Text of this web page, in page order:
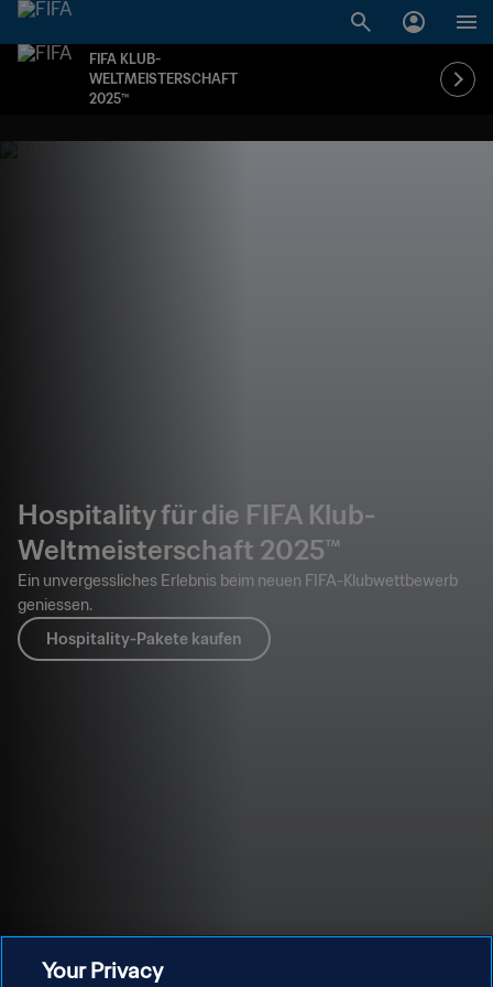
FIFA KLUB-
WELTMEISTERSCHAFT
2025™
Hospitality für die FIFA Klub-
Weltmeisterschaft 2025™
Ein unvergessliches Erlebnis beim neuen FIFA-Klubwettbewerb
geniessen.
Hospitality-Pakete kaufen
Your Privacy